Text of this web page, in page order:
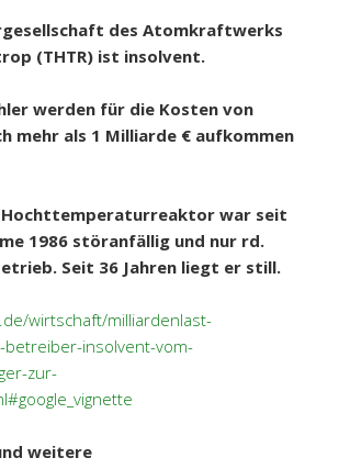
des Atomkraftwerks
(THTR) ist insolvent.
werden für die Kosten von
mehr als 1 Milliarde € aufkommen
Hochttemperaturreaktor war seit
1986 störanfällig und nur rd.
Seit 36 Jahren liegt er still.
wirtschaft/milliardenlast-
betreiber-insolvent-vom-
zur-
weitere